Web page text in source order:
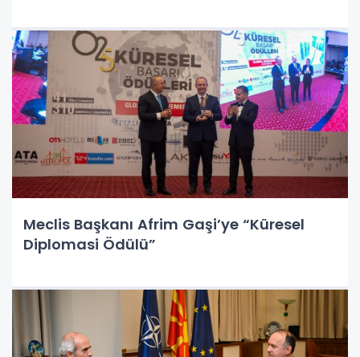
Meclis Başkanı Afrim Gaşi’ye “Küresel
Diplomasi Ödülü”